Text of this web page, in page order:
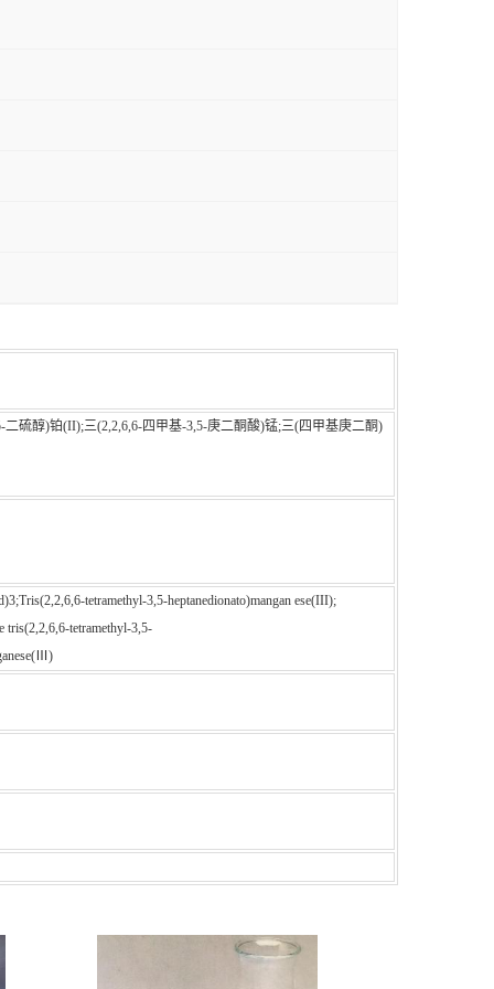
硫醇)铂(II);三(2,2,6,6-四甲基-3,5-庚二酮酸)锰;三(四甲基庚二酮)
tetramethyl-3,5-heptanedionato)mangan ese(III);
tris(2,2,6,6-tetramethyl-3,5-